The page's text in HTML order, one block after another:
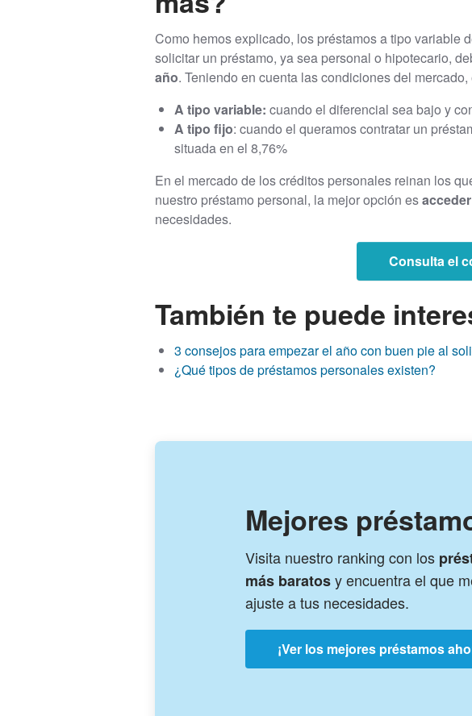
Como hemos explicado, los préstamos a tipo variable
solicitar un préstamo, ya sea personal o hipotecario,
año. Teniendo en cuenta las condiciones del
A tipo variable: cuando el diferencial sea bajo y
A tipo fijo: cuando el queramos contratar un
situada en el 8,76%
En el mercado de los créditos personales reinan los
nuestro préstamo personal, la mejor opción es
necesidades.
Consulta el
También te puede
3 consejos para empezar el año con buen pie al
¿Qué tipos de préstamos personales existen?
Mejores
Visita nuestro ranking con los
más baratosy encuentra el que
ajuste a tus necesidades.
¡Ver los mejores préstamos